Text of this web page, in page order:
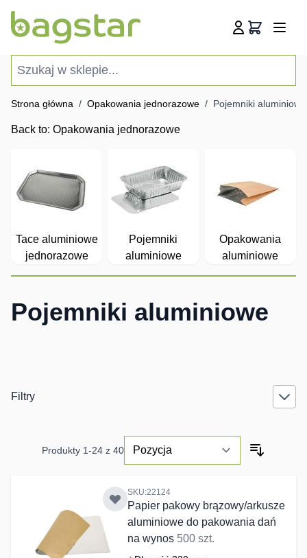
Koszyk
Strona główna / Opakowania jednorazowe / Pojemniki aluminiowe
Back to: Opakowania jednorazowe
Tace aluminiowe
jednorazowe
Pojemniki
aluminiowe
Opakowania
aluminiowe
Pojemniki aluminiowe
Filtry
Produkty 1-24 z 40
SKU:22124
Papier pakowy brązowy/arkusze
aluminiowe do pakowania dań
na wynos 500 szt.